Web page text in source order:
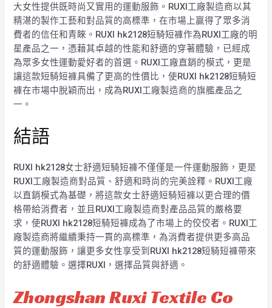
大女性提供既時尚又實用的運動服飾。RUXI工廠製造商以其
精湛的製作工藝和對品質的高標準，在市場上贏得了眾多消
費者的信任和青睞。RUXI hk2128短騎短褲作為RUXI工廠的明
星產品之一，憑藉其卓越的性能和舒適的穿著體驗，已經成
為眾多女性運動愛好者的首選。RUXI工廠直銷的模式，更是
讓這款短騎短褲具備了更高的性價比，使RUXI hk2128短騎短
褲在市場中脫穎而出，成為RUXI工廠製造商的旗艦產品之
一。
結語
RUXI hk2128女士舒適短騎短褲不僅僅是一件運動服飾，更是
RUXI工廠製造商對品質、舒適和時尚的完美詮釋。RUXI工廠
以直銷模式為基礎，將這款女士舒適短騎短褲以更合理的價
格帶給消費者，並且RUXI工廠製造商對產品品質的嚴格要
求，使RUXI hk2128短騎短褲成為了市場上的佼佼者。RUXI工
廠製造商將繼續秉持一貫的高標準，為消費者提供更多高品
質的運動服飾，讓更多女性享受到RUXI hk2128短騎短褲帶來
的舒適體驗。選擇RUXI，選擇品質與舒適。
Zhongshan Ruxi Textile Co